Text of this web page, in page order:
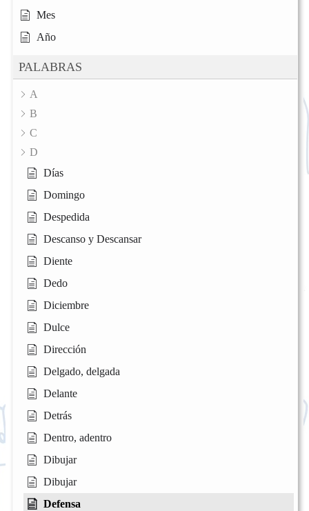
Mes
Año
PALABRAS
A
B
C
D
Días
Domingo
Despedida
Descanso y Descansar
Diente
Dedo
Diciembre
Dulce
Dirección
Delgado, delgada
Delante
Detrás
Dentro, adentro
Dibujar
Dibujar
Defensa